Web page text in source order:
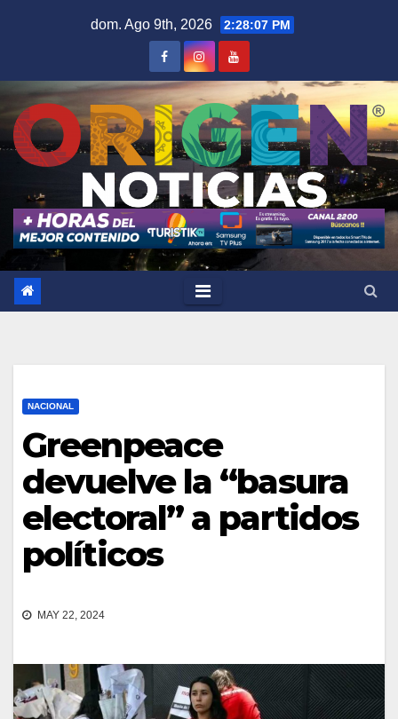
dom. Ago 9th, 2026 2:28:08 PM
NACIONAL
Greenpeace
devuelve la “basura
electoral” a partidos
políticos
MAY 22, 2024